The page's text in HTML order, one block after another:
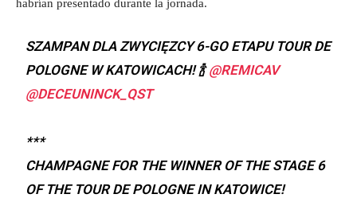
habrían presentado durante la jornada.
SZAMPAN DLA ZWYCIĘZCY 6-GO ETAPU TOUR DE
POLOGNE W KATOWICACH! 🍾@REMICAV
@DECEUNINCK_QST
***
CHAMPAGNE FOR THE WINNER OF THE STAGE 6
OF THE TOUR DE POLOGNE IN KATOWICE!